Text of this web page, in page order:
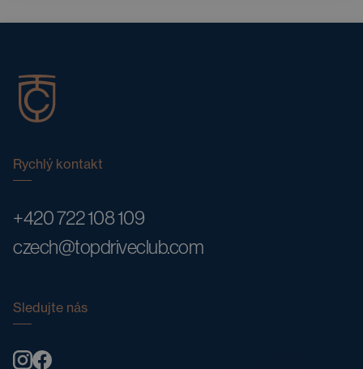
Rychlý kontakt
+420 722 108 109
czech@topdriveclub.com
Sledujte nás